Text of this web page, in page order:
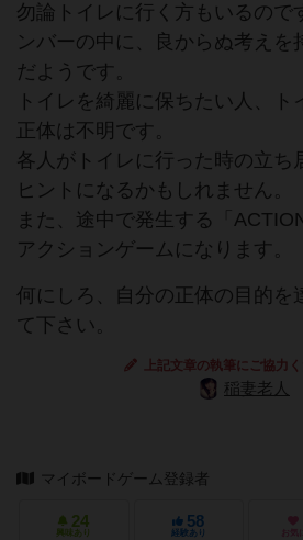
勿論トイレに行く方もいるので
ンバーの中に、良からぬ考えを
だようです。
トイレを綺麗に保ちたい人、
正体は不明です。
各人がトイレに行った時の立ち
ヒントになるかもしれません。
また、途中で発生する「
アクションゲームになります。
何にしろ、自分の正体の目的を
て下さい。
上記文章の執筆にご協力
稲妻老人
マイボードゲーム登録者
24
興味あり
58
経験あり お気